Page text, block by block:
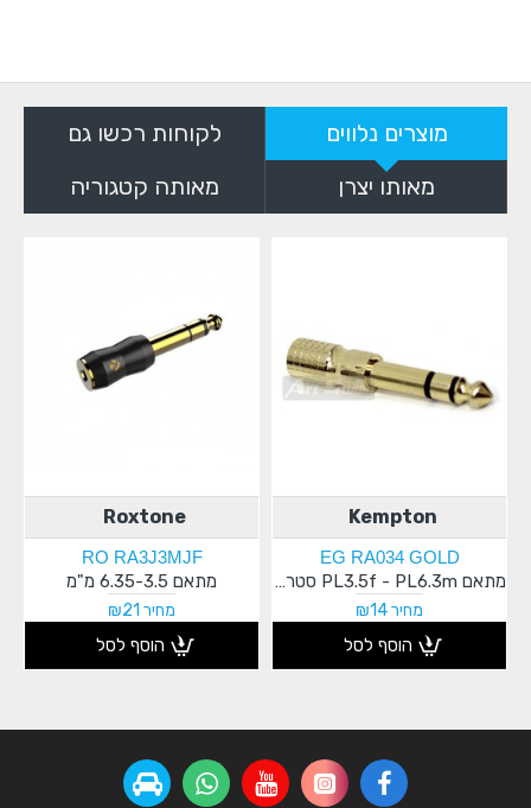
מוצרים נלווים
לקוחות רכשו גם
מאותו יצרן
מאותה קטגוריה
Kempton
EG RA034 GOLD
מתאם PL3.5f - PL6.3m סטריאו
מחיר ₪14
הוסף לסל
Roxtone
RO RA3J3MJF
מתאם 6.35-3.5 מ"מ
מחיר ₪21
הוסף לסל